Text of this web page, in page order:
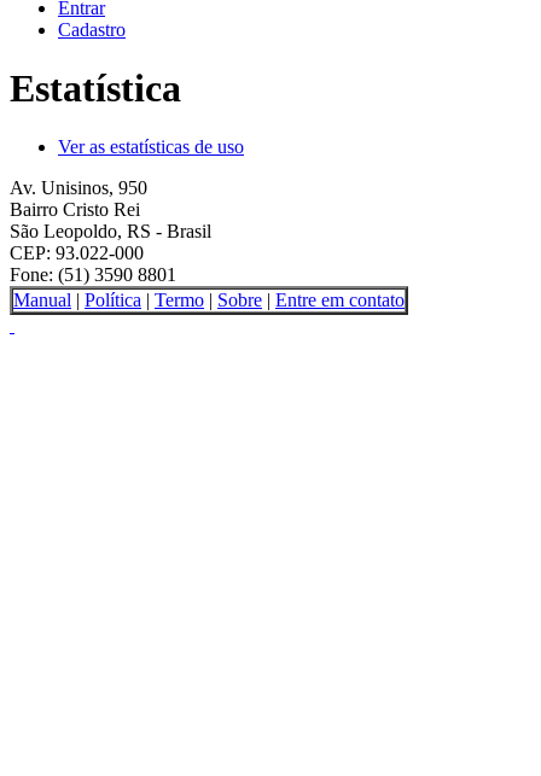
Entrar
Cadastro
Estatística
Ver as estatísticas de uso
Av. Unisinos, 950
Bairro Cristo Rei
São Leopoldo, RS - Brasil
CEP: 93.022-000
Fone: (51) 3590 8801
Manual | Política | Termo | Sobre | Entre em contato